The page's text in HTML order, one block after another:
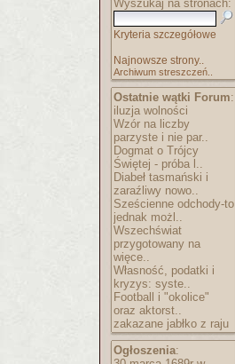
Wyszukaj na stronach:
Kryteria szczegółowe
Najnowsze strony..
Archiwum streszczeń..
Ostatnie wątki Forum:
iluzja wolności
Wzór na liczby
parzyste i nie par..
Dogmat o Trójcy
Świętej - próba l..
Diabeł tasmański i
zaraźliwy nowo..
Sześcienne odchody-to
jednak możl..
Wszechświat
przygotowany na
więce..
Własność, podatki i
kryzys: syste..
Football i "okolice"
oraz aktorst..
zakazane jabłko z raju
Ogłoszenia: